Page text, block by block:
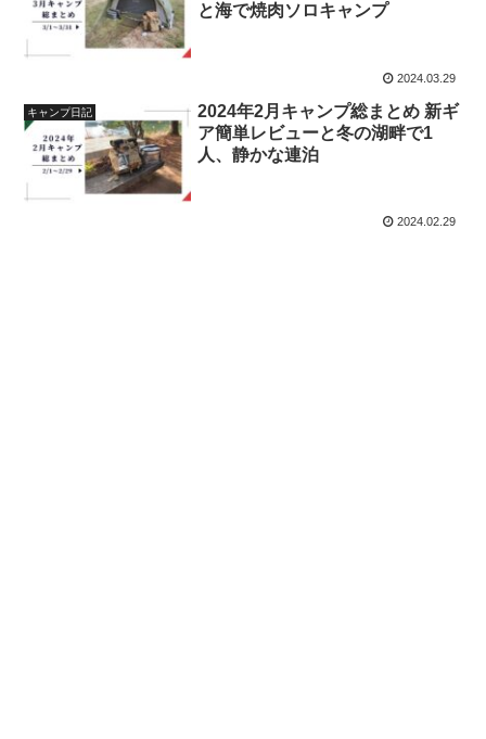
と海で焼肉ソロキャンプ
2024.03.29
キャンプ日記
2024年2月キャンプ総まとめ 新ギ
ア簡単レビューと冬の湖畔で1
人、静かな連泊
2024.02.29